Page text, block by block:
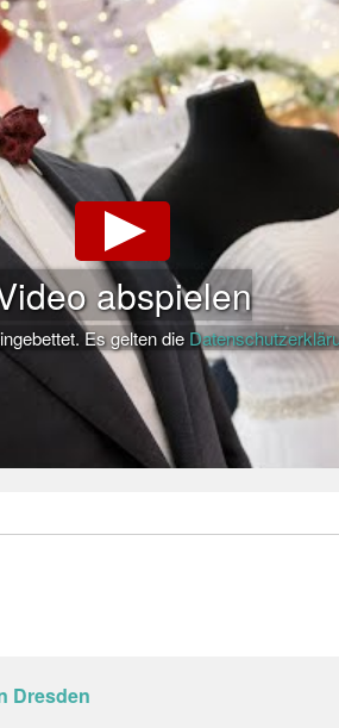
abspielen
Es gelten die
Dresden